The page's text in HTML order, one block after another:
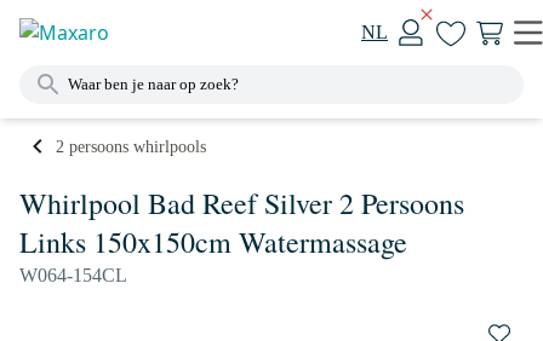
NL
2 persoons whirlpools
Whirlpool Bad Reef Silver 2 Persoons
Links 150x150cm Watermassage
W064-154CL